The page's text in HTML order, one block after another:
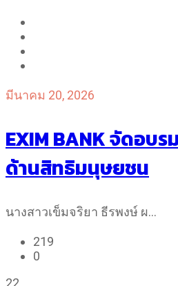
มีนาคม 20, 2026
EXIM BANK จัดอบ
ด้านสิทธิมนุษยชน
นางสาวเข็มจริยา ธีรพงษ์ ผ…
219
0
22